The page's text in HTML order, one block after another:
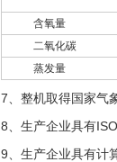
含氧量
二氧化碳
蒸发量
7、整机取得国家气
8、生产企业具有
9、生产企业具有计